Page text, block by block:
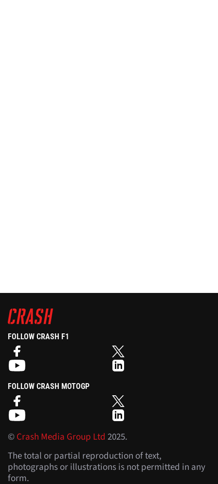
FOLLOW CRASH F1
FOLLOW CRASH MOTOGP
©Crash Media Group Ltd 2025.
The total or partial reproduction of text,
photographs or illustrations is not permitted in any
form.